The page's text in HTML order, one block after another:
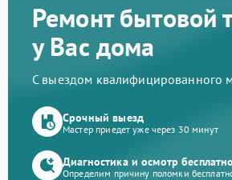
Ремонт бытовой
у Вас дома
С выездом квалифицированного
Срочный выезд
Мастер приедет уже через 30 минут
Диагностика и осмотр бесплатно
Определим причину поломки